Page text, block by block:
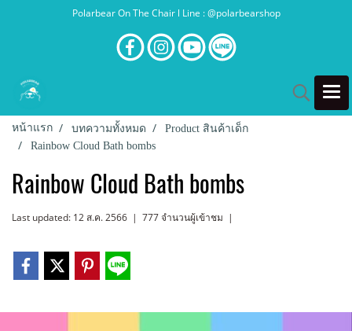
Polarbear On The Chair l Line : @polarbearshop
หน้าแรก บทความทั้งหมด
Product สินค้าเด็ก
Rainbow Cloud Bath bombs
Rainbow Cloud Bath bombs
Last updated: 12 ส.ค. 2566 | 777 จำนวนผู้เข้าชม |